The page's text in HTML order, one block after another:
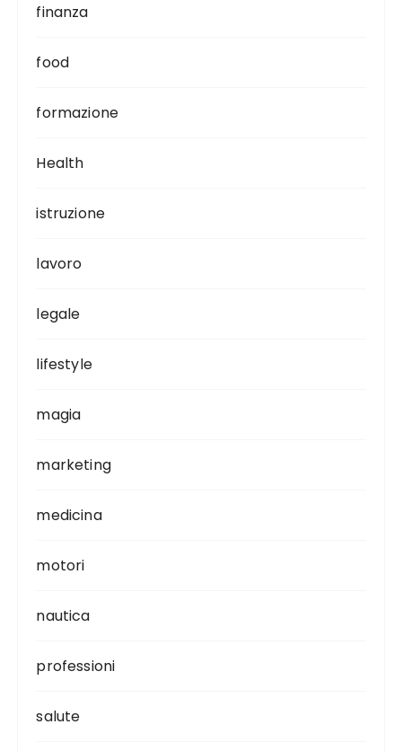
finanza
food
formazione
Health
istruzione
lavoro
legale
lifestyle
magia
marketing
medicina
motori
nautica
professioni
salute